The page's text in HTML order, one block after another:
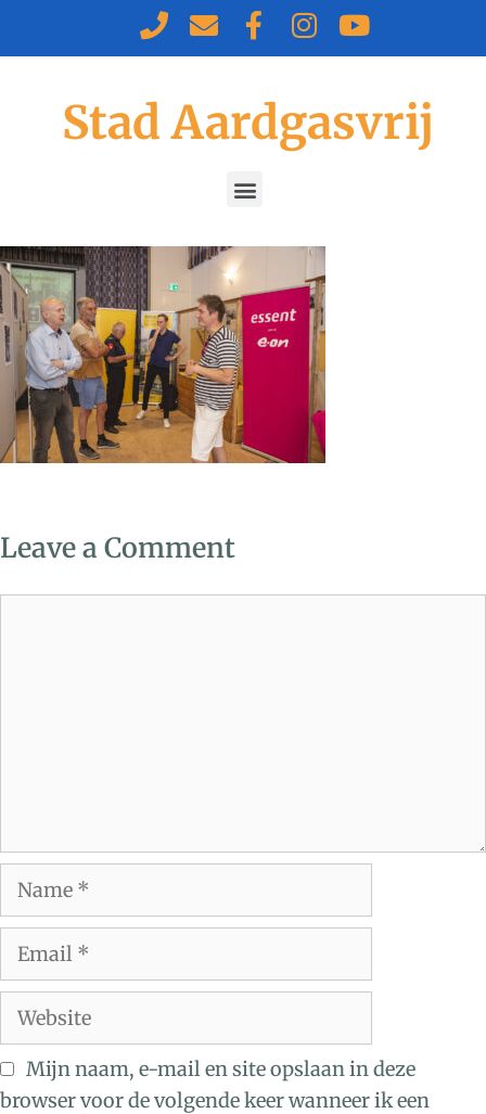
Stad Aardgasvrij
Leave a Comment
Mijn naam, e-mail en site opslaan in deze
browser voor de volgende keer wanneer ik een